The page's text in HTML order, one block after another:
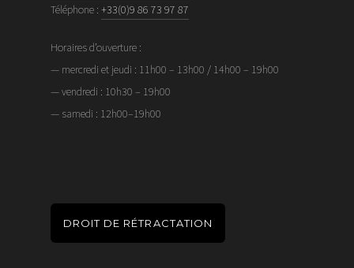
Téléphone : +33(0)9 86 73 97 87
Horaires d’ouverture :
— mercredi et jeudi : 11h00 – 13h00 / 14h00 – 19h00
— vendredi : 10h30 – 19h00
— samedi : 12h00–19h00
DROIT DE RÉTRACTATION